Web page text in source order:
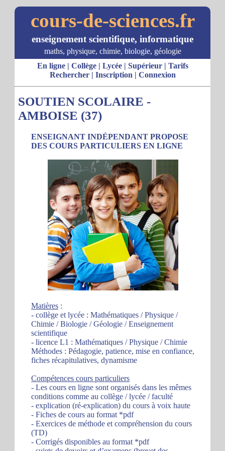
cours-de-sciences.fr
enseignement scientifique, informatique
maths, physique, chimie, biologie, géologie
En ligne| Collège| Lycée| Supérieur| Tarifs
Rechercher| Inscription | Connexion
SOUTIEN SCOLAIRE -
AMBOISE (37)
ENSEIGNANT INDÉPENDANT PROPOSE
DES COURS PARTICULIERS EN LIGNE
Matières :
- collège et lycée : Mathématiques / Physique /
Chimie / Biologie / Géologie / Enseignement
scientifique
- licence L1 : Mathématiques / Physique / Chimie
Méthodes : Pédagogie, patience, mise en confiance,
fiches récapitulatives, dynamisme
Compétences cours particuliers
- Les cours en ligne sont organisés dans les mêmes
conditions comme au collège / lycée / faculté
- explication (ré-explication) du cours à voix haute
- Fiches de cours au format *pdf
- Exercices de méthode et compréhension du cours
(TD)
- Corrigés disponibles au format *pdf